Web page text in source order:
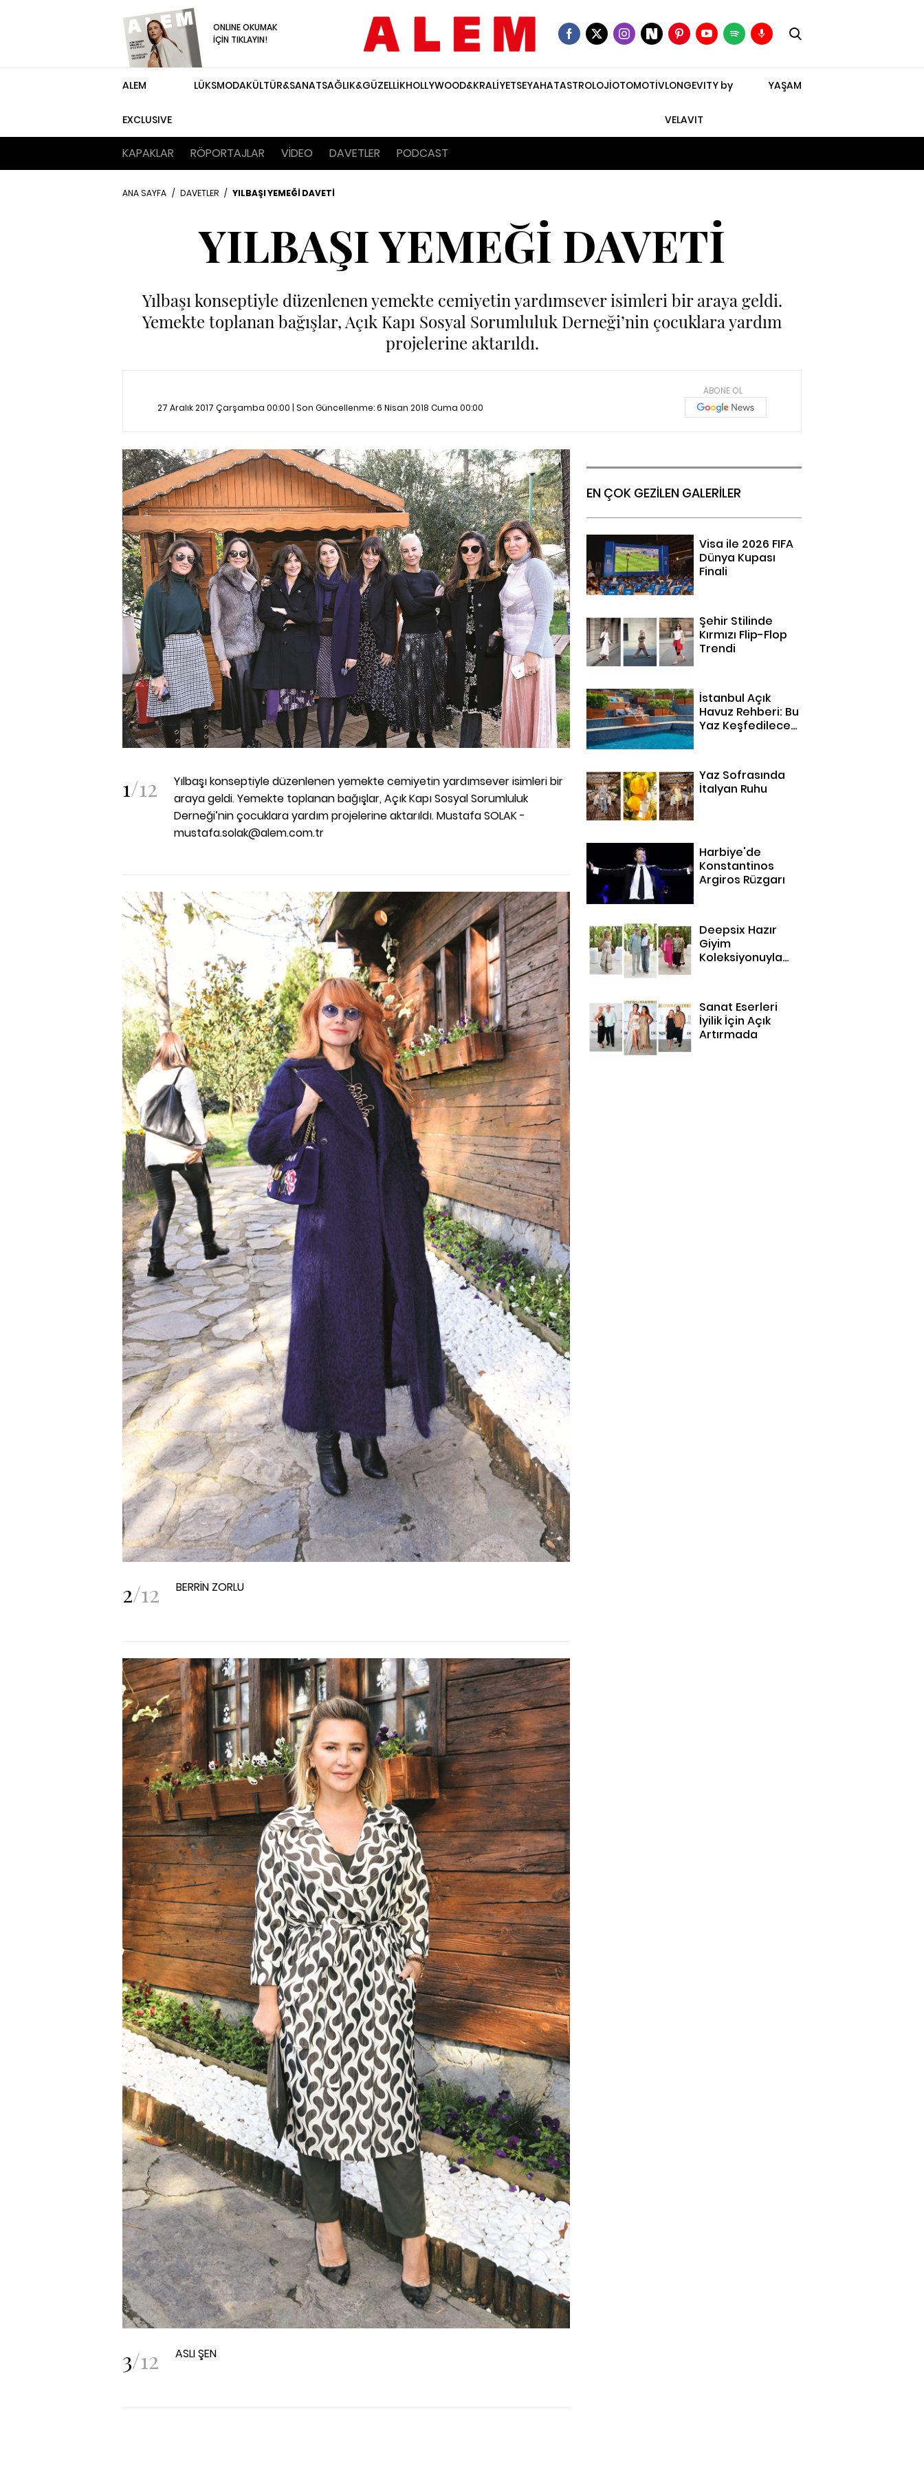
ONLINE OKUMAK
İÇİN TIKLAYIN!
ALEM
EXCLUSIVE
LÜKSMODAKÜLTÜR&SANATSAĞLIK&GÜZELLİKHOLLYWOOD&KRALİYETSEYAHATASTROLOJİOTOMOTİVLONGEVITY by
VELAVIT
YAŞAM
KAPAKLAR RÖPORTAJLAR VİDEO DAVETLER PODCAST
ANA SAYFA / DAVETLER / YILBAŞI YEMEĞİ DAVETİ
YILBAŞI YEMEĞİ DAVETİ
Yılbaşı konseptiyle düzenlenen yemekte cemiyetin yardımsever isimleri bir araya geldi.
Yemekte toplanan bağışlar, Açık Kapı Sosyal Sorumluluk Derneği’nin çocuklara yardım
projelerine aktarıldı.
27 Aralık 2017 Çarşamba 00:00 | Son Güncellenme:6 Nisan 2018 Cuma 00:00
ABONE OL
1/12
Yılbaşı konseptiyle düzenlenen yemekte cemiyetin yardımsever isimleri bir
araya geldi. Yemekte toplanan bağışlar, Açık Kapı Sosyal Sorumluluk
Derneği’nin çocuklara yardım projelerine aktarıldı. Mustafa SOLAK -
mustafa.solak@alem.com.tr
2/12 BERRİN ZORLU
3/12 ASLI ŞEN
EN ÇOK GEZİLEN GALERİLER
Visa ile 2026 FIFA
Dünya Kupası
Finali
Şehir Stilinde
Kırmızı Flip-Flop
Trendi
İstanbul Açık
Havuz Rehberi: Bu
Yaz Keşfedilecek
Yaz Sofrasında
İtalyan Ruhu
Harbiye'de
Konstantinos
Argiros Rüzgarı
Deepsix Hazır
Giyim
Koleksiyonuyla
Sanat Eserleri
İyilik İçin Açık
Artırmada